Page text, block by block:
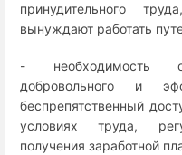
принудительного
вынуждают работать
- необходимость
добровольного и
беспрепятственный
условиях труда,
получения заработной